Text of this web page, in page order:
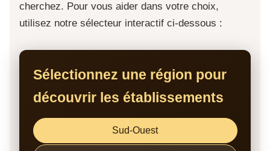
cherchez. Pour vous aider dans votre choix,
utilisez notre sélecteur interactif ci-dessous :
Sélectionnez une région pour
découvrir les établissements
Sud-Ouest